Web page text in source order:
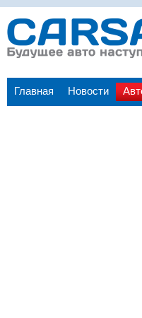
Главная Новости